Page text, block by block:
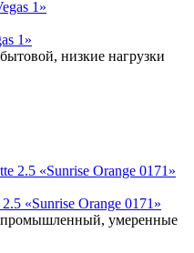
1»
низкие нагрузки
«Sunrise Orange 0171»
промышленный, умеренные